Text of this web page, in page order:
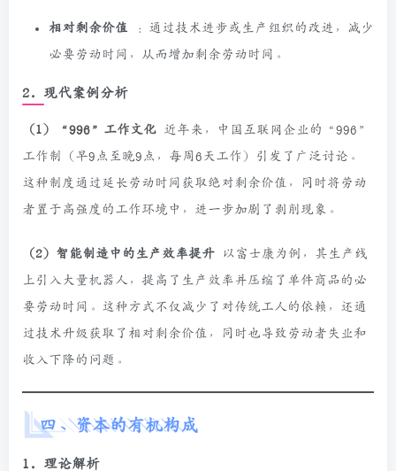
相对剩余价值
：通过技术进步或生产组织的改进，减少
必要劳动时间，从而增加剩余劳动时间。
2. 现代案例分析
（1）“996”工作文化 近年来，中国互联网企业的“996”
工作制（早9点至晚9点，每周6天工作）引发了广泛讨论。
这种制度通过延长劳动时间获取绝对剩余价值，同时将劳动
者置于高强度的工作环境中，进一步加剧了剥削现象。
（2）智能制造中的生产效率提升 以富士康为例，其生产线
上引入大量机器人，提高了生产效率并压缩了单件商品的必
要劳动时间。这种方式不仅减少了对传统工人的依赖，还通
过技术升级获取了相对剩余价值，同时也导致劳动者失业和
收入下降的问题。
四、资本的有机构成
1. 理论解析